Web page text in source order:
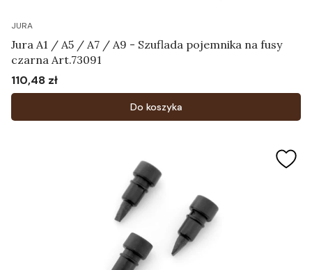
JURA
Jura A1 / A5 / A7 / A9 - Szuflada pojemnika na fusy
czarna Art.73091
Cena
110,48 zł
Do koszyka